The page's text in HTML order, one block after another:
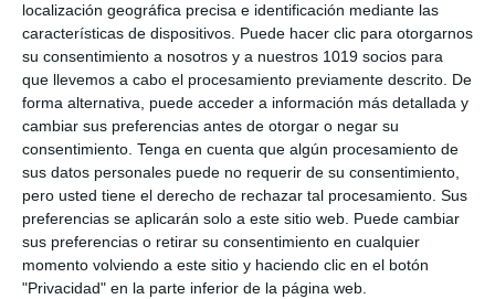
localización geográfica precisa e identificación mediante las
características de dispositivos. Puede hacer clic para otorgarnos
su consentimiento a nosotros y a nuestros 1019 socios para
que llevemos a cabo el procesamiento previamente descrito. De
forma alternativa, puede acceder a información más detallada y
cambiar sus preferencias antes de otorgar o negar su
consentimiento. Tenga en cuenta que algún procesamiento de
sus datos personales puede no requerir de su consentimiento,
pero usted tiene el derecho de rechazar tal procesamiento. Sus
preferencias se aplicarán solo a este sitio web. Puede cambiar
sus preferencias o retirar su consentimiento en cualquier
momento volviendo a este sitio y haciendo clic en el botón
"Privacidad" en la parte inferior de la página web.
área deMúsica como deLengua y Literatura
oValores Éticos, favoreciendo la
interdisciplinariedad y la educación estética del
alumnado.
DESCARGA AL FINAL
EL PDF